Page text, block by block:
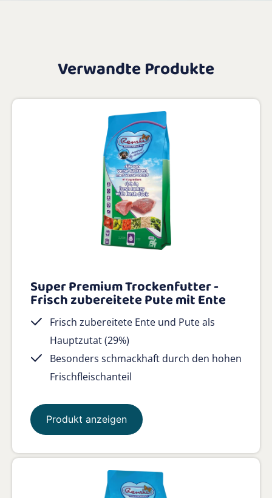
Verwandte Produkte
Super Premium Trockenfutter -
Frisch zubereitete Pute mit Ente
Frisch zubereitete Ente und Pute als
Hauptzutat (29%)
Besonders schmackhaft durch den hohen
Frischfleischanteil
Produkt anzeigen